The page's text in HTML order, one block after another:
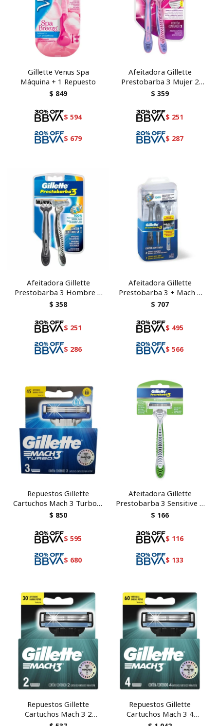
Gillette Venus Spa
Máquina + 1 Repuesto
$ 849
$ 594
$ 679
Afeitadora Gillette
Prestobarba 3 Mujer 2
unidades
$ 359
$ 251
$ 287
Afeitadora Gillette
Prestobarba 3 Hombre 2
unidades
$ 358
$ 251
$ 286
Afeitadora Gillette
Prestobarba 3 + Mach 3
turbo
$ 707
$ 495
$ 566
Repuestos Gillette
Cartuchos Mach 3 Turbo 3
unidades
$ 850
$ 595
$ 680
Afeitadora Gillette
Prestobarba 3 Sensitive 1
unidad
$ 166
$ 116
$ 133
Repuestos Gillette
Cartuchos Mach 3 2
unidades
Repuestos Gillette
Cartuchos Mach 3 4
unidades